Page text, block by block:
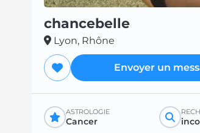
chancebelle
Lyon, Rhône
Envoyer un
ASTROLOGIE
Cancer